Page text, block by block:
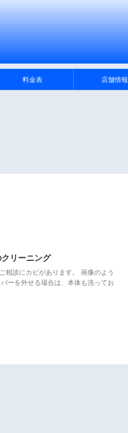
料金表 店舗情報
リーニング
相談にカビがあります。 画像のよう
ーを外せる場合は、本体も洗ってお